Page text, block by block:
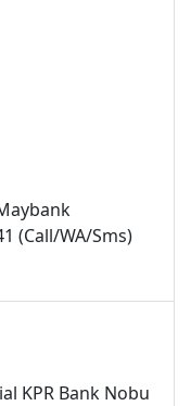
(Call/WA/Sms)
KPR Bank Nobu